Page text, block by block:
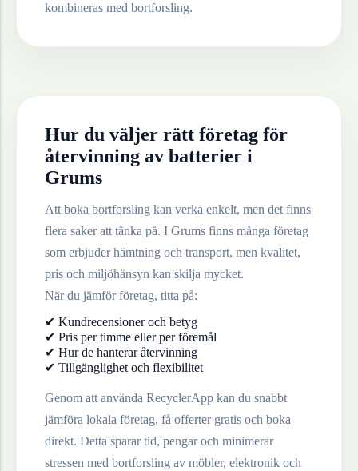
kombineras med bortforsling.
Hur du väljer rätt företag för
återvinning av batterier i
Grums
Att boka bortforsling kan verka enkelt, men det finns
flera saker att tänka på. I Grums finns många företag
som erbjuder hämtning och transport, men kvalitet,
pris och miljöhänsyn kan skilja mycket.
När du jämför företag, titta på:
✔ Kundrecensioner och betyg
✔ Pris per timme eller per föremål
✔ Hur de hanterar återvinning
✔ Tillgänglighet och flexibilitet
Genom att använda RecyclerApp kan du snabbt
jämföra lokala företag, få offerter gratis och boka
direkt. Detta sparar tid, pengar och minimerar
stressen med bortforsling av möbler, elektronik och